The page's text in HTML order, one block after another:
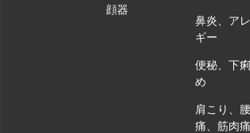
顔器
鼻炎、ア
ギー
便秘、下
め
肩こり、腰
痛、筋肉痛